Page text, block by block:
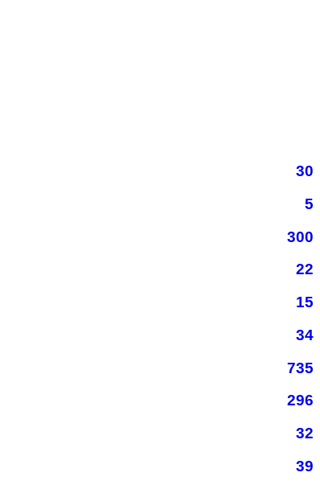
30
5
300
22
15
34
735
296
32
39